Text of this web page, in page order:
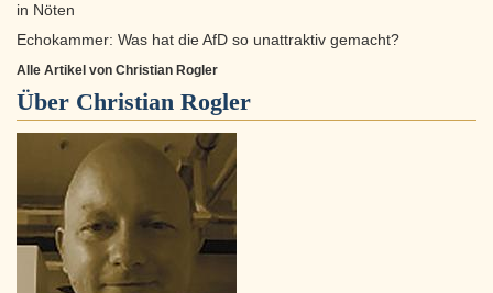
in Nöten
Echokammer: Was hat die AfD so unattraktiv gemacht?
Alle Artikel von Christian Rogler
Über Christian Rogler